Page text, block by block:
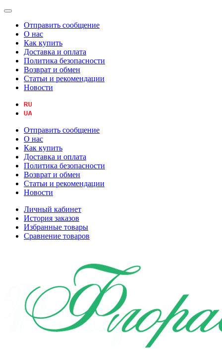
Отправить сообщение
О нас
Как купить
Доставка и оплата
Политика безопасности
Возврат и обмен
Статьи и рекомендации
Новости
Отправить сообщение
О нас
Как купить
Доставка и оплата
Политика безопасности
Возврат и обмен
Статьи и рекомендации
Новости
Личный кабинет
История заказов
Избранные товары
Сравнение товаров